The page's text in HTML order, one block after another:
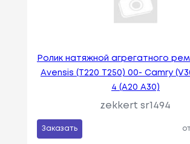
Ролик натяжной агрегатного
Avensis (T220 T250) 00- Camry
4 (A20 A30)
zekkert sr1494
Заказать